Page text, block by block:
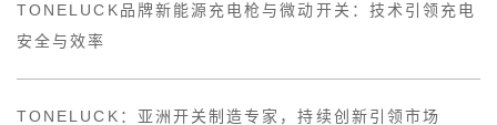
TONELUCK品牌新能源充电枪与微动开关：技术引领充电
安全与效率
TONELUCK：亚洲开关制造专家，持续创新引领市场